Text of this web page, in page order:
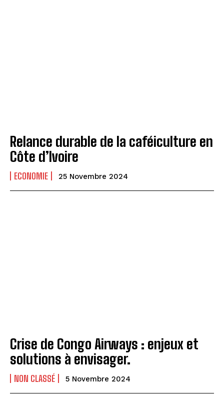
Relance durable de la caféiculture en
Côte d’Ivoire
ECONOMIE 25 Novembre 2024
Crise de Congo Airways : enjeux et
solutions à envisager.
NON CLASSÉ 5 Novembre 2024